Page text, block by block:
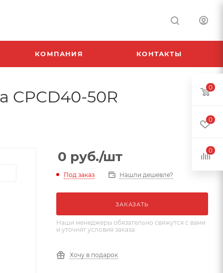
КОМПАНИЯ КОНТАКТЫ
CPCD40-50R
0 руб./шт
Под заказ Нашли дешевле?
ЗАКАЗАТЬ
Наши менеджеры обязательно свяжутся с вами
и уточнят условия заказа
Хочу в подарок
0
0
0